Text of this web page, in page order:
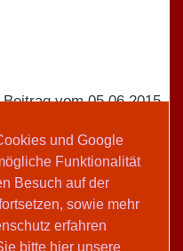
und Google
Funktionalität
Besuch auf der
sowie mehr
erfahren
bitte hier unsere
Beitrag vom 05.06.2015
Redaktion
Teilen